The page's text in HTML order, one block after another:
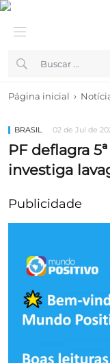
Página inicial ›
BRASIL 02 de Jul de
PF deflagra
investiga
Publicidade